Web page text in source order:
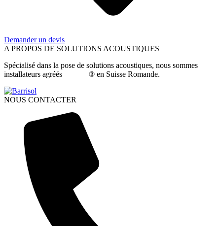
Demander un devis
A PROPOS DE SOLUTIONS ACOUSTIQUES
Spécialisé dans la pose de solutions acoustiques, nous sommes
installateurs agréés
® en Suisse Romande.
NOUS CONTACTER